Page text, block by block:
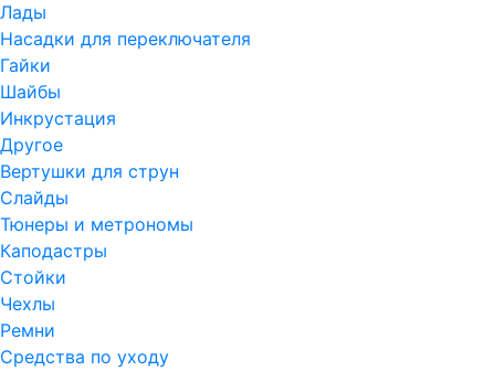
Лады
Насадки для переключателя
Гайки
Шайбы
Инкрустация
Другое
Вертушки для струн
Слайды
Тюнеры и метрономы
Каподастры
Стойки
Чехлы
Ремни
Средства по уходу